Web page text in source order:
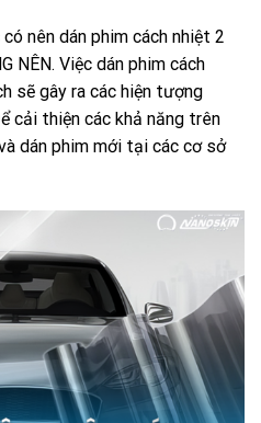
nên dán phim cách nhiệt 2
NÊN. Việc dán phim cách
sẽ gây ra các hiện tượng
cải thiện các khả năng trên
dán phim mới tại các cơ sở